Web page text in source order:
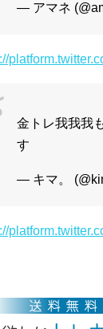
— アマネ
金トレ我我我
す
— キマ。